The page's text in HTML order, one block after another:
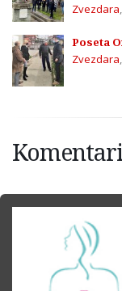
Zvezdara
Poseta
Zvezdara